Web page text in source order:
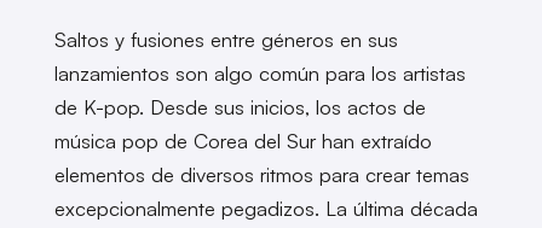
Saltos y fusiones entre géneros en sus
lanzamientos son algo común para los artistas
de K-pop. Desde sus inicios, los actos de
música pop de Corea del Sur han extraído
elementos de diversos ritmos para crear temas
excepcionalmente pegadizos. La última década